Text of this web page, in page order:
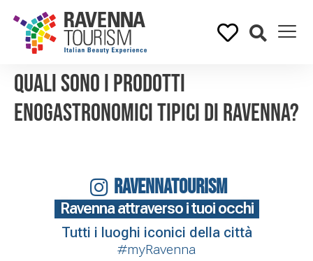
Quali sono i prodotti
enogastronomici tipici di Ravenna?
RAVENNATOURISM
Ravenna attraverso i tuoi occhi
Tutti i luoghi iconici della città
#myRavenna